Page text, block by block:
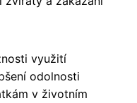
využití
odolnosti
v životním